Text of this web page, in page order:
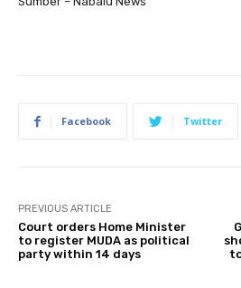
Facebook Twitter
PREVIOUS ARTICLE
Court orders Home Minister
to register MUDA as political
party within 14 days